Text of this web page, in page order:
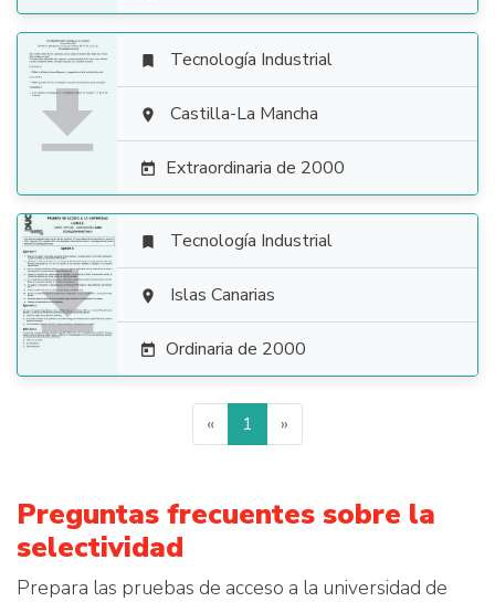

 Tecnología Industrial
 Castilla-La Mancha
 Extraordinaria de 2000

 Tecnología Industrial
 Islas Canarias
 Ordinaria de 2000
« 1 »
Preguntas frecuentes sobre la
selectividad
Prepara las pruebas de acceso a la universidad de